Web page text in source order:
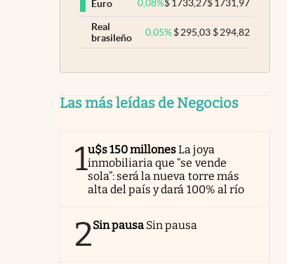
Euro 0,08%$1733,27$1731,97
Real
brasileño
0,05% $295,03 $294,82
Las más leídas de Negocios
1u$s 150 millonesLa joya
inmobiliaria que “se vende
sola”: será la nueva torre más
alta del país y dará 100% al río
2Sin pausa Sin pausa